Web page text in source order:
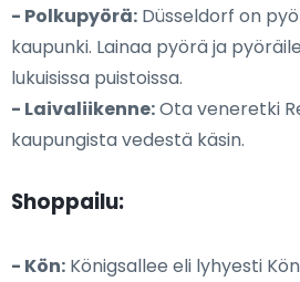
- Polkupyörä: Düsseldorf on
kaupunki. Lainaa pyörä ja
lukuisissa puistoissa.
- Laivaliikenne:Ota veneretki
kaupungista vedestä käsin.
Shoppailu:
- Kön: Königsallee eli lyhyesti